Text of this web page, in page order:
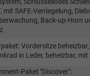
mit SAFE-Verriegelung,
Back-up-Horn
Vordersitze beheizbar,
in Leder, beheizbar,
Paket "Discover":